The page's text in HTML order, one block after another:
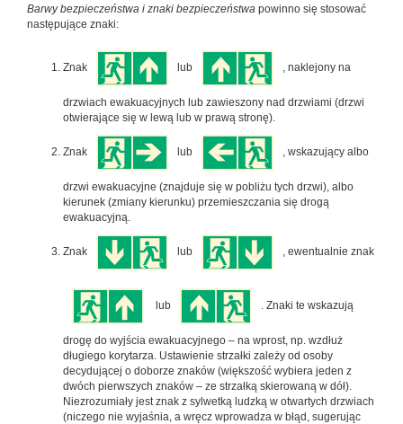
Barwy bezpieczeństwa i znaki bezpieczeństwa powinno się stosować
następujące znaki:
Znak lub , naklejony na
drzwiach ewakuacyjnych lub zawieszony nad drzwiami (drzwi
otwierające się w lewą lub w prawą stronę).
Znak lub , wskazujący albo
drzwi ewakuacyjne (znajduje się w pobliżu tych drzwi), albo
kierunek (zmiany kierunku) przemieszczania się drogą
ewakuacyjną.
Znak lub , ewentualnie znak
lub . Znaki te wskazują
drogę do wyjścia ewakuacyjnego – na wprost, np. wzdłuż
długiego korytarza. Ustawienie strzałki zależy od osoby
decydującej o doborze znaków (większość wybiera jeden z
dwóch pierwszych znaków – ze strzałką skierowaną w dół).
Niezrozumiały jest znak z sylwetką ludzką w otwartych drzwiach
(niczego nie wyjaśnia, a wręcz wprowadza w błąd, sugerując